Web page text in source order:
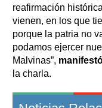
reafirmación
vienen, en los que
porque la patria no
podamos ejercer
Malvinas”,
la charla.